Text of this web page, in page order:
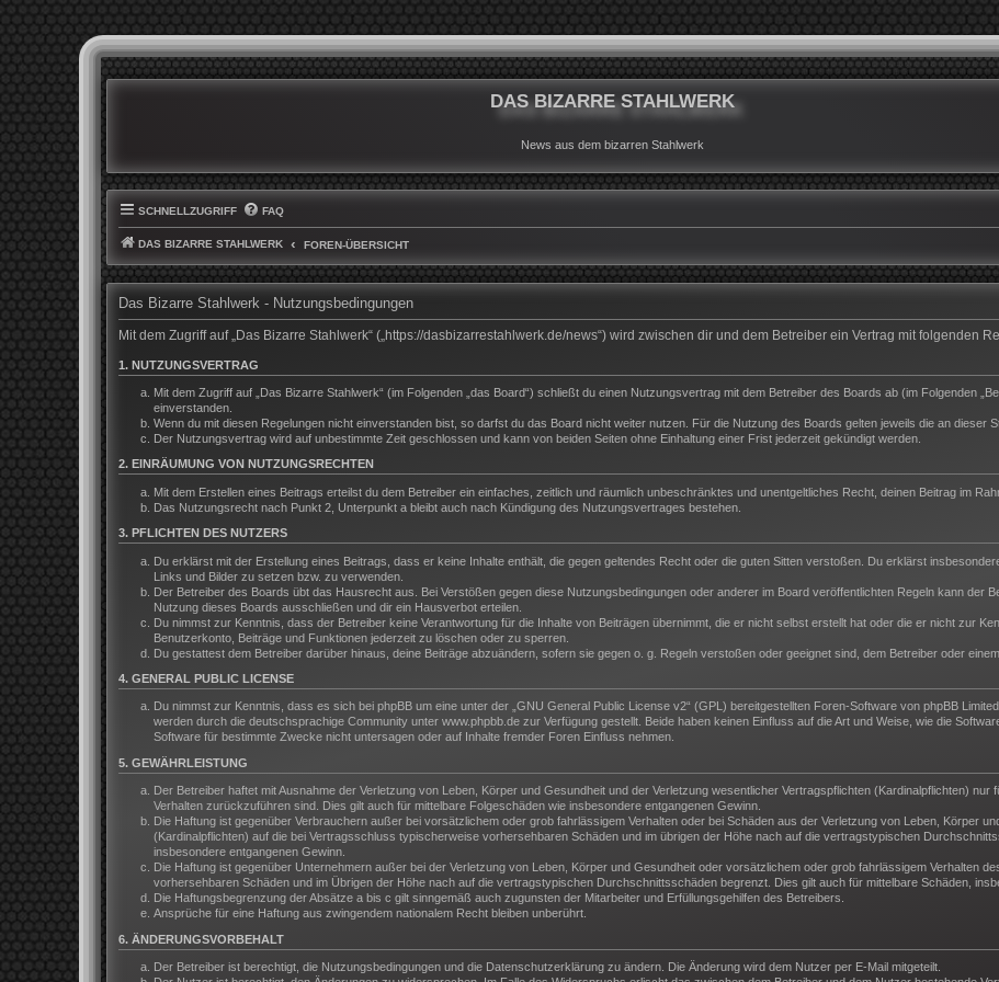
DAS BIZARRE STAHLWERK
News aus dem bizarren Stahlwerk
SCHNELLZUGRIFF FAQ
DAS BIZARRE STAHLWERK FOREN-ÜBERSICHT
Das Bizarre Stahlwerk - Nutzungsbedingungen
Mit dem Zugriff auf „Das Bizarre Stahlwerk“ („https://dasbizarrestahlwerk.de/news“) wird zwischen dir und dem Betreiber ein Vertrag mit folgenden
1. NUTZUNGSVERTRAG
Mit dem Zugriff auf „Das Bizarre Stahlwerk“ (im Folgenden „das Board“) schließt du einen Nutzungsvertrag mit dem Betreiber des Boards ab (im Folgenden
einverstanden.
Wenn du mit diesen Regelungen nicht einverstanden bist, so darfst du das Board nicht weiter nutzen. Für die Nutzung des Boards gelten jeweils die an dieser
Der Nutzungsvertrag wird auf unbestimmte Zeit geschlossen und kann von beiden Seiten ohne Einhaltung einer Frist jederzeit gekündigt werden.
2. EINRÄUMUNG VON NUTZUNGSRECHTEN
Mit dem Erstellen eines Beitrags erteilst du dem Betreiber ein einfaches, zeitlich und räumlich unbeschränktes und unentgeltliches Recht, deinen Beitrag im
Das Nutzungsrecht nach Punkt 2, Unterpunkt a bleibt auch nach Kündigung des Nutzungsvertrages bestehen.
3. PFLICHTEN DES NUTZERS
Du erklärst mit der Erstellung eines Beitrags, dass er keine Inhalte enthält, die gegen geltendes Recht oder die guten Sitten verstoßen. Du erklärst
Links und Bilder zu setzen bzw. zu verwenden.
Der Betreiber des Boards übt das Hausrecht aus. Bei Verstößen gegen diese Nutzungsbedingungen oder anderer im Board veröffentlichten Regeln kann der
Nutzung dieses Boards ausschließen und dir ein Hausverbot erteilen.
Du nimmst zur Kenntnis, dass der Betreiber keine Verantwortung für die Inhalte von Beiträgen übernimmt, die er nicht selbst erstellt hat oder die er nicht zur
Benutzerkonto, Beiträge und Funktionen jederzeit zu löschen oder zu sperren.
Du gestattest dem Betreiber darüber hinaus, deine Beiträge abzuändern, sofern sie gegen o. g. Regeln verstoßen oder geeignet sind, dem Betreiber oder
4. GENERAL PUBLIC LICENSE
Du nimmst zur Kenntnis, dass es sich bei phpBB um eine unter der „GNU General Public License v2“ (GPL) bereitgestellten Foren-Software von phpBB
werden durch die deutschsprachige Community unter www.phpbb.de zur Verfügung gestellt. Beide haben keinen Einfluss auf die Art und Weise, wie die
Software für bestimmte Zwecke nicht untersagen oder auf Inhalte fremder Foren Einfluss nehmen.
5. GEWÄHRLEISTUNG
Der Betreiber haftet mit Ausnahme der Verletzung von Leben, Körper und Gesundheit und der Verletzung wesentlicher Vertragspflichten (Kardinalpflichten)
Verhalten zurückzuführen sind. Dies gilt auch für mittelbare Folgeschäden wie insbesondere entgangenen Gewinn.
Die Haftung ist gegenüber Verbrauchern außer bei vorsätzlichem oder grob fahrlässigem Verhalten oder bei Schäden aus der Verletzung von Leben, Körper
(Kardinalpflichten) auf die bei Vertragsschluss typischerweise vorhersehbaren Schäden und im übrigen der Höhe nach auf die vertragstypischen
insbesondere entgangenen Gewinn.
Die Haftung ist gegenüber Unternehmern außer bei der Verletzung von Leben, Körper und Gesundheit oder vorsätzlichem oder grob fahrlässigem Verhalten
vorhersehbaren Schäden und im Übrigen der Höhe nach auf die vertragstypischen Durchschnittsschäden begrenzt. Dies gilt auch für mittelbare Schäden,
Die Haftungsbegrenzung der Absätze a bis c gilt sinngemäß auch zugunsten der Mitarbeiter und Erfüllungsgehilfen des Betreibers.
Ansprüche für eine Haftung aus zwingendem nationalem Recht bleiben unberührt.
6. ÄNDERUNGSVORBEHALT
Der Betreiber ist berechtigt, die Nutzungsbedingungen und die Datenschutzerklärung zu ändern. Die Änderung wird dem Nutzer per E-Mail mitgeteilt.